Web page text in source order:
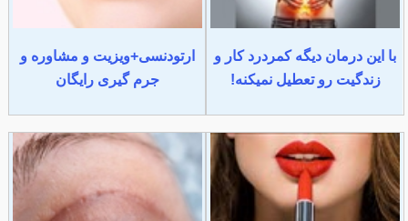
با این درمان دیگه کمردرد کار و
زندگیت رو تعطیل نمیکنه!
ارتودنسی+ویزیت و مشاوره و
جرم گیری رایگان